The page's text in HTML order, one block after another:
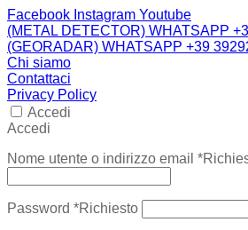
Facebook Instagram Youtube
(METAL DETECTOR) WHATSAPP
(GEORADAR) WHATSAPP +39
Chi siamo
Contattaci
Privacy Policy
Accedi
Accedi
Nome utente o indirizzo email *
Password *Richiesto